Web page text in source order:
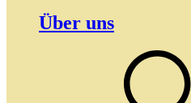
Über uns